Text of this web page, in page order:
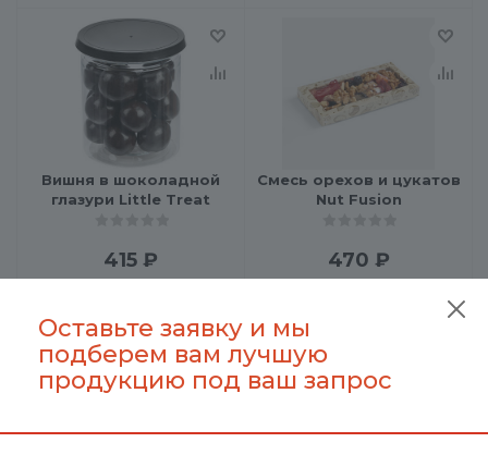
Вишня в шоколадной
глазури Little Treat
415 ₽
В корзину
Смесь орехов и цукатов
Nut Fusion
470 ₽
Оставьте заявку и мы
подберем вам лучшую
продукцию под ваш запрос